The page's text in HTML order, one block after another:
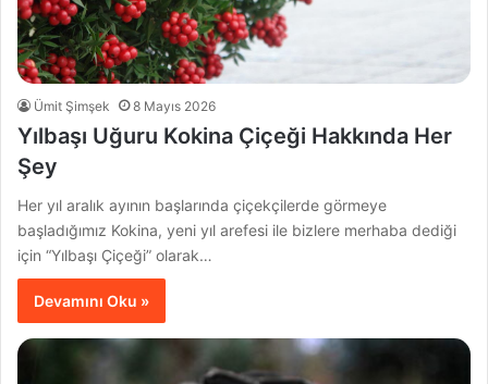
Ümit Şimşek 8 Mayıs 2026
Yılbaşı Uğuru Kokina Çiçeği Hakkında Her
Şey
Her yıl aralık ayının başlarında çiçekçilerde görmeye
başladığımız Kokina, yeni yıl arefesi ile bizlere merhaba dediği
için “Yılbaşı Çiçeği” olarak…
Devamını Oku »